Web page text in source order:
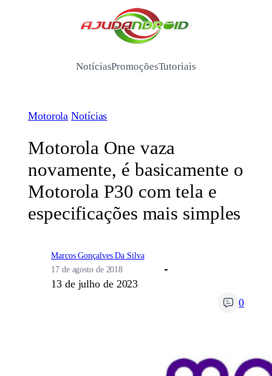
/
NotíciasPromoçõesTutoriais
Motorola Notícias
Motorola One vaza
novamente, é basicamente o
Motorola P30 com tela e
especificações mais simples
Marcos Gonçalves Da Silva
17 de agosto de 2018
13 de julho de 2023
0